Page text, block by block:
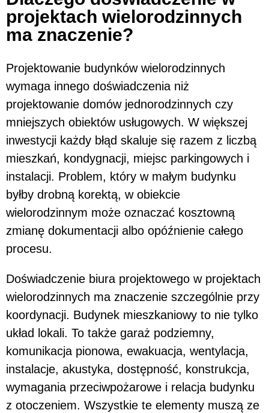
projektach wielorodzinnych
ma znaczenie?
Projektowanie budynków wielorodzinnych
wymaga innego doświadczenia niż
projektowanie domów jednorodzinnych czy
mniejszych obiektów usługowych. W większej
inwestycji każdy błąd skaluje się razem z liczbą
mieszkań, kondygnacji, miejsc parkingowych i
instalacji. Problem, który w małym budynku
byłby drobną korektą, w obiekcie
wielorodzinnym może oznaczać kosztowną
zmianę dokumentacji albo opóźnienie całego
procesu.
Doświadczenie biura projektowego w projektach
wielorodzinnych ma znaczenie szczególnie przy
koordynacji. Budynek mieszkaniowy to nie tylko
układ lokali. To także garaż podziemny,
komunikacja pionowa, ewakuacja, wentylacja,
instalacje, akustyka, dostępność, konstrukcja,
wymagania przeciwpożarowe i relacja budynku
z otoczeniem. Wszystkie te elementy muszą ze